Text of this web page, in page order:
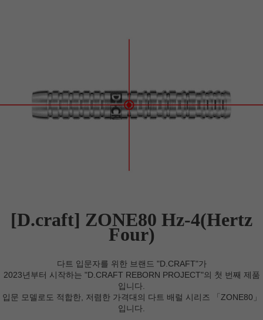
[D.craft] ZONE80 Hz-4(Hertz
Four)
다트 입문자를 위한 브랜드 "D.CRAFT"가
2023년부터 시작하는 "D.CRAFT REBORN PROJECT"의 첫 번째 제품
입니다.
입문 모델로도 적합한, 저렴한 가격대의 다트 배럴 시리즈 「ZONE80」
입니다.